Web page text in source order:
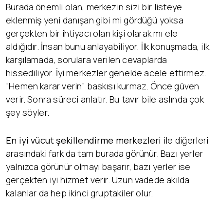
Burada önemli olan, merkezin sizi bir listeye
eklenmiş yeni danışan gibi mi gördüğü yoksa
gerçekten bir ihtiyacı olan kişi olarak mı ele
aldığıdır. İnsan bunu anlayabiliyor. İlk konuşmada, ilk
karşılamada, sorulara verilen cevaplarda
hissediliyor. İyi merkezler genelde acele ettirmez.
“Hemen karar verin” baskısı kurmaz. Önce güven
verir. Sonra süreci anlatır. Bu tavır bile aslında çok
şey söyler.
En iyi vücut şekillendirme merkezleri ile diğerleri
arasındaki fark da tam burada görünür. Bazı yerler
yalnızca görünür olmayı başarır, bazı yerler ise
gerçekten iyi hizmet verir. Uzun vadede akılda
kalanlar da hep ikinci gruptakiler olur.